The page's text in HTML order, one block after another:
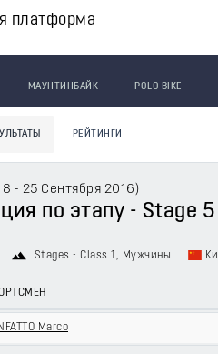
платформа
МАУНТИНБАЙК POLO BIKE
РЕЙТИНГИ
- 25 Сентября 2016 )
по этапу - Stage 5
Stages - Class 1 , Мужчины
Marco